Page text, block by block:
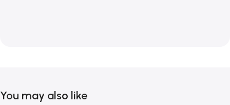
You may also like